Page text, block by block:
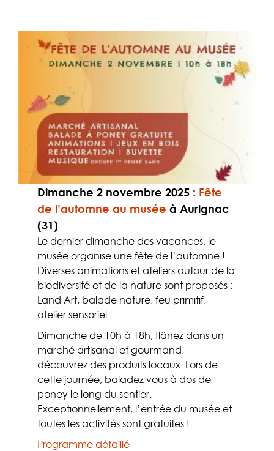
Dimanche 2 novembre 2025 : Fête
de l’automne au musée à Aurignac
(31)
Le dernier dimanche des vacances, le
musée organise une fête de l’automne !
Diverses animations et ateliers autour de la
biodiversité et de la nature sont proposés :
Land Art, balade nature, feu primitif,
atelier sensoriel …
Dimanche de 10h à 18h, flânez dans un
marché artisanal et gourmand,
découvrez des produits locaux. Lors de
cette journée, baladez vous à dos de
poney le long du sentier.
Exceptionnellement, l’entrée du musée et
toutes les activités sont gratuites !
Programme détaillé